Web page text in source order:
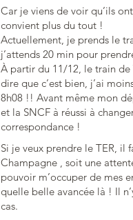
Car je viens de voir qu’ils
convient plus du tout !
Actuellement, je prends le
j’attends 20 min pour
À partir du 11/12, le train de
dire que c’est bien, j’ai
8h08 !! Avant même mon
et la SNCF à réussi à
correspondance !
Si je veux prendre le TER, il
Champagne , soit une
pouvoir m’occuper de mes
quelle belle avancée là ! Il
cas.